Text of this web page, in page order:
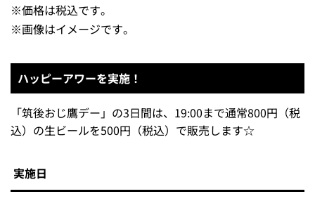
※価格は税込です。
※画像はイメージです。
ハッピーアワーを実施！
「筑後おじ鷹デー」の3日間は、19:00まで通常800円（税
込）の生ビールを500円（税込）で販売します☆
実施日